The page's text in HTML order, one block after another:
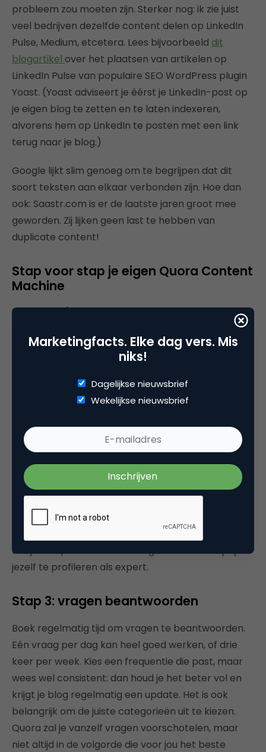
probleem zou moeten zijn. Sterker nog: ik zie juist
veel bedrijven dezelfde content delen op LinkedIn
Pulse, Medium, etcetera. Lees bijvoorbeeld dit
blogartikel over het plaatsen van artikelen op
LinkedIn Pulse van populaire SEO WordPress plugin
Yoast. (Yoast adviseert je éérst je LinkedIn-post op
je eigen blog te zetten en te laten indexeren,
alvorens hem op LinkedIn te posten met een link
terug naar je blog.)
Google lijkt slim genoeg om te begrijpen dat dit
soort teksten aan elkaar verbonden zijn. Hoe dan
ook: Saastr.com is er de laatste jaren groot mee
geworden. Zij lijken geen last te hebben van
duplicate content!
Stap voor stap je eigen Quora Content
Machine
Stap 1: wie gaat het doen?
De Quora Content Machine is afhankelijk van je
vakinhoudelijke kennis. Als je over elk antwoord heel
geen succes gaan worden. Het idee is om vlot –
vanuit je eigen achtergrond en persoonlijkheid –
inhoudelijke kennis, vraag dan iemand binnen je
bedrijf om het te doen. Stuur de vragen desnoods
naar ze door en faciliteer het verdere proces.
Stap 2: positief aanwezig zijn
dat je een professionele foto gebruikt. Dit helpt je
jezelf te profileren als expert.
Stap 3: vragen beantwoorden
Boek regelmatig tijd om vragen te beantwoorden.
Eén vraag per dag kan heel goed werken, of drie
keer per week. Kies een frequentie die past, maar
wees wel consistent: dan houd je het beter vol en
krijgt je blog regelmatig een update. Het is ook
belangrijk om de juiste categorieën uit te kiezen.
Quora zal je vanzelf vragen voorschotelen, maar
niet altijd in de volgorde die voor jou het beste
Marketingfacts. Elke dag vers. Mis
niks!
Dagelijkse nieuwsbrief
Wekelijkse nieuwsbrief